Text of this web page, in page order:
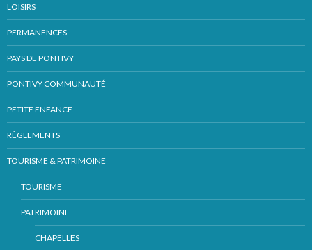
LOISIRS
PERMANENCES
PAYS DE PONTIVY
PONTIVY COMMUNAUTÉ
PETITE ENFANCE
RÈGLEMENTS
TOURISME & PATRIMOINE
TOURISME
PATRIMOINE
CHAPELLES